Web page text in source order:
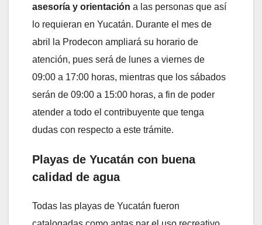
asesoría y orientación a las personas que así
lo requieran en Yucatán. Durante el mes de
abril la Prodecon ampliará su horario de
atención, pues será de lunes a viernes de
09:00 a 17:00 horas, mientras que los sábados
serán de 09:00 a 15:00 horas, a fin de poder
atender a todo el contribuyente que tenga
dudas con respecto a este trámite.
Playas de Yucatán con buena
calidad de agua
Todas las playas de Yucatán fueron